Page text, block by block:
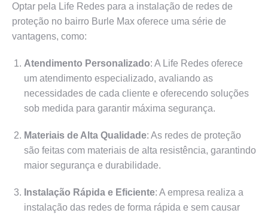
Optar pela Life Redes para a instalação de redes de
proteção no bairro Burle Max oferece uma série de
vantagens, como:
Atendimento Personalizado: A Life Redes oferece
um atendimento especializado, avaliando as
necessidades de cada cliente e oferecendo soluções
sob medida para garantir máxima segurança.
Materiais de Alta Qualidade: As redes de proteção
são feitas com materiais de alta resistência, garantindo
maior segurança e durabilidade.
Instalação Rápida e Eficiente: A empresa realiza a
instalação das redes de forma rápida e sem causar